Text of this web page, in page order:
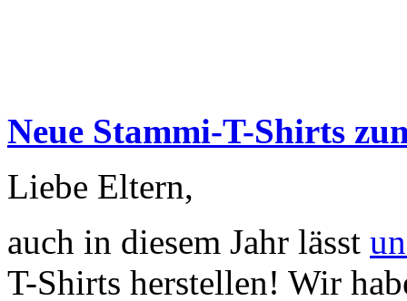
Neue Stammi-T-Shirts
Liebe Eltern,
auch in diesem Jahr lässt
T-Shirts herstellen! Wir